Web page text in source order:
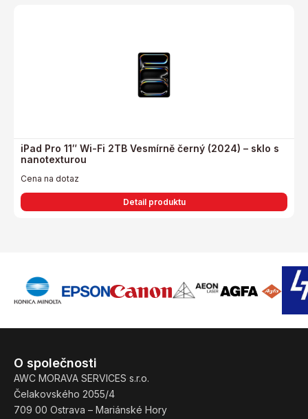
iPad Pro 11″ Wi-Fi 2TB Vesmírně černý (2024) – sklo s
nanotexturou
Cena na dotaz
Detail produktu
O společnosti
AWC MORAVA SERVICES s.r.o.
Čelakovského 2055/4
709 00 Ostrava – Mariánské Hory